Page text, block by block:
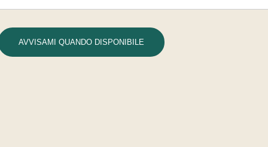
AVVISAMI QUANDO DISPONIBILE